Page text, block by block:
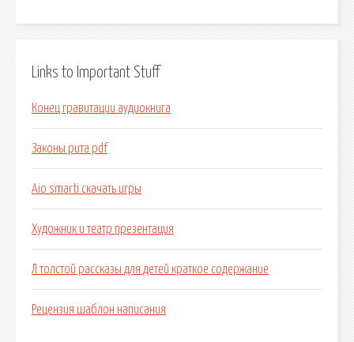
Links to Important Stuff
Конец гравитации аудиокнига
Законы рита pdf
Aio smarti скачать игры
Художник и театр презентация
Л толстой рассказы для детей краткое содержание
Рецензия шаблон написания